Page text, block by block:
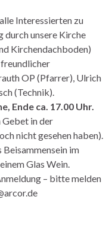
Interessierten zu
durch unsere Kirche
Kirchendachboden)
freundlicher
OP (Pfarrer), Ulrich
(Technik).
Ende ca. 17.00 Uhr.
Gebet in der
nicht gesehen haben).
Beisammensein im
Glas Wein.
– bitte melden